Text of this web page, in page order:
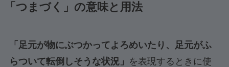
「つまづく」の意味と用法
「足元が物にぶつかってよろめいたり、足元がふ
らついて転倒しそうな状況」 を表現するときに使